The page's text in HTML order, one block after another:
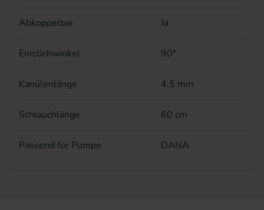
Abkoppelbar Ja
Einstichwinkel 90°
Kanülenlänge 4,5 mm
Schlauchlänge 60 cm
Passend für Pumpe DANA